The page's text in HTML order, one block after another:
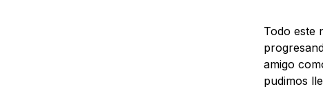
Todo este
amigo
pudimos